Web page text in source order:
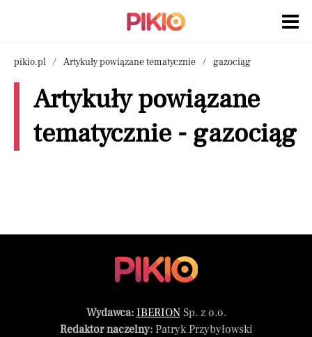
pikio.pl Artykuły powiązane tematycznie gazociąg
Artykuły powiązane
tematycznie - gazociąg
Wydawca: IBERIONSp. z o.o.
Redaktor naczelny:Patryk Przybyłowski